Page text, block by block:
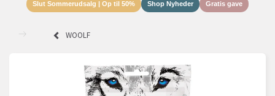
Slut Sommerudsalg | Op til 50% Shop Nyheder Gratis gave
WOOLF